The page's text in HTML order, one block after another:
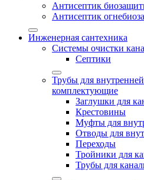
Антисептик
Антисептик
Инженерная сантехника
Системы очистки
Септики
Трубы для
комплектующие
Заглушки для
Крестовины
Муфты для
Отводы для
Переходы
Тройники для
Трубы для